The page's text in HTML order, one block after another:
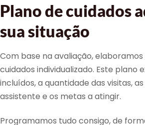
Plano de cuidados
sua situação
Com base na avaliação,
cuidados individualizado. Este plano
incluídos, a quantidade das visitas,
assistente e os metas a atingir.
Programamos tudo consigo, de